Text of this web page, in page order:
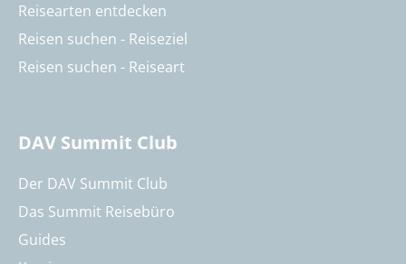
Reisearten entdecken
Reisen suchen - Reiseziel
Reisen suchen - Reiseart
DAV Summit Club
Der DAV Summit Club
Das Summit Reisebüro
Guides